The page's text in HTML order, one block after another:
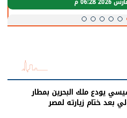
يودع ملك البحرين بمطار
بعد ختام زيارته لمصر